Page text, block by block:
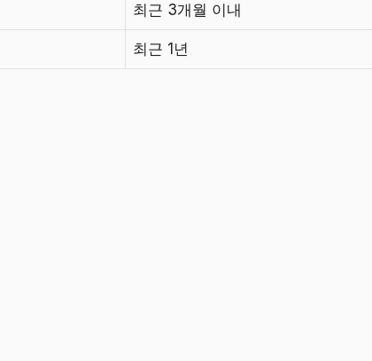
최근 3개월 이내
최근 1년